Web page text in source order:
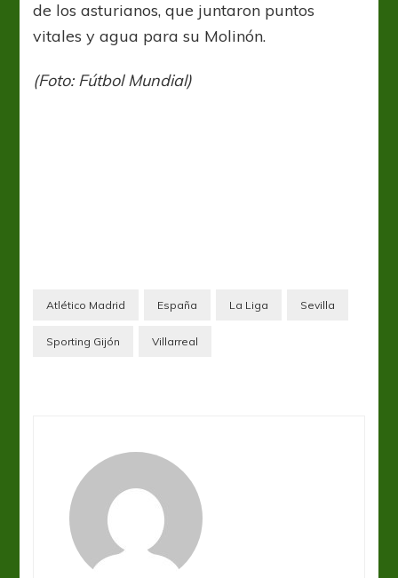
de los asturianos, que juntaron puntos
vitales y agua para su Molinón.
(Foto: Fútbol Mundial)
Atlético Madrid España La Liga Sevilla
Sporting Gijón Villarreal